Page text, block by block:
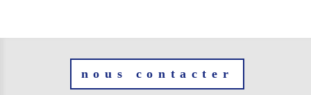
nous contacter